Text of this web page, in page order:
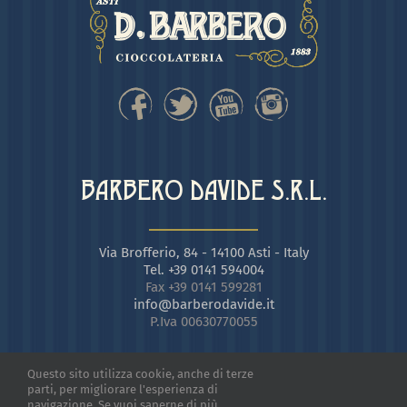
BARBERO DAVIDE S.R.L.
Via Brofferio, 84 - 14100 Asti - Italy
Tel. +39 0141 594004
Fax +39 0141 599281
info@barberodavide.it
P.Iva 00630770055
Questo sito utilizza cookie, anche di terze
parti, per migliorare l'esperienza di